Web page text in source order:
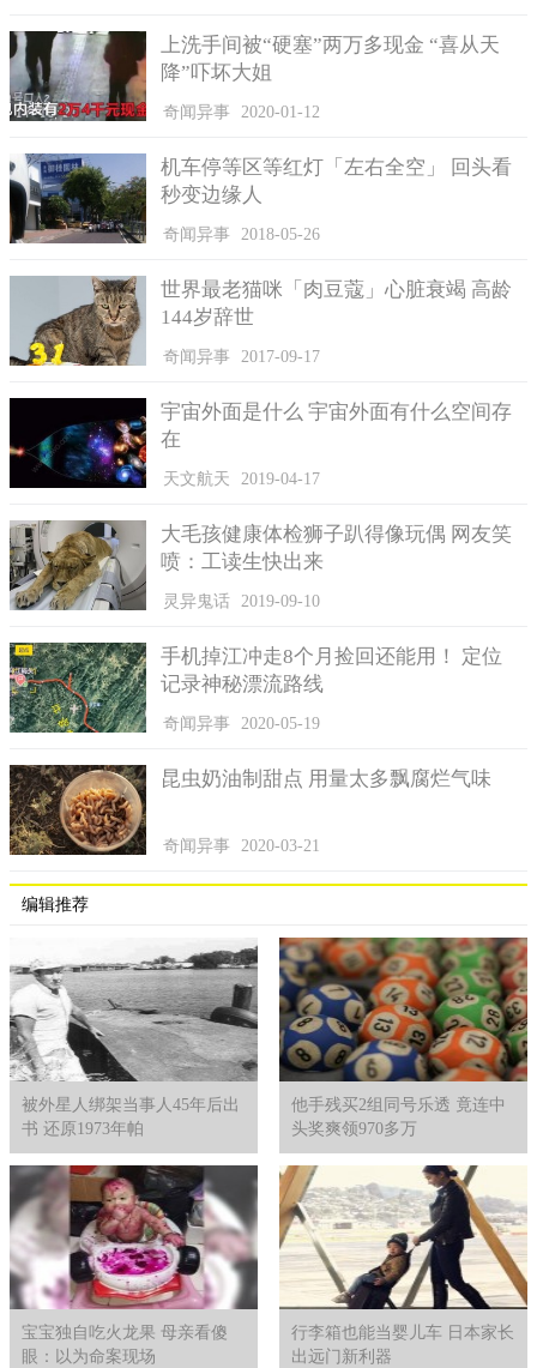
住院的勒奈在孕期的第二十八周出现了羊水早破症状，最终
婴。医生在数日后为孩子进行了切除肿瘤的手术，切下来的肿瘤
重达三磅零四盎司（一点五四千克）。
勒奈表示只记得她和老公初次怀抱女儿时，夫妻俩都泣不成
声，他们都惊骇于那么弱小的婴儿身上居然长了一个比她还大的
肿瘤。不过幸好这是一个良性肿瘤，因此看上去并未明显影响到
她的器官发育，如今的她正生机勃勃地健康长大。即使年岁尚幼
无法独立爬行或行走，但完全可以跟着哥哥在房间里踉踉跄跄地
学步了。勒奈希望扎利亚只要能开心茁壮地长大成人就行了。
上洗手间被“硬塞”两万多现金 “喜从天
降”吓坏大姐
奇闻异事 2020-01-12
机车停等区等红灯「左右全空」 回头看
秒变边缘人
奇闻异事 2018-05-26
世界最老猫咪「肉豆蔻」心脏衰竭 高龄
144岁辞世
奇闻异事 2017-09-17
宇宙外面是什么 宇宙外面有什么空间存
在
天文航天 2019-04-17
大毛孩健康体检狮子趴得像玩偶 网友笑
喷：工读生快出来
灵异鬼话 2019-09-10
手机掉江冲走8个月捡回还能用！ 定位
记录神秘漂流路线
奇闻异事 2020-05-19
昆虫奶油制甜点 用量太多飘腐烂气味
奇闻异事 2020-03-21
编辑推荐
被外星人绑架当事人45年后出
书 还原1973年帕
他手残买2组同号乐透 竟连中
头奖爽领970多万
宝宝独自吃火龙果 母亲看傻
眼：以为命案现场
行李箱也能当婴儿车 日本家长
出远门新利器